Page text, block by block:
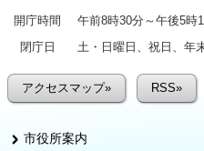
開庁時間
午前8時30分～午後5時
閉庁日
土・日曜日、祝日、年
アクセスマップ» RSS»
市役所案内